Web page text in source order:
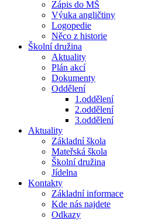
Zápis do MŠ
Výuka angličtiny
Logopedie
Něco z historie
Školní družina
Aktuality
Plán akcí
Dokumenty
Oddělení
1.oddělení
2.oddělení
3.oddělení
Aktuality
Základní škola
Mateřská škola
Školní družina
Jídelna
Kontakty
Základní informace
Kde nás najdete
Odkazy